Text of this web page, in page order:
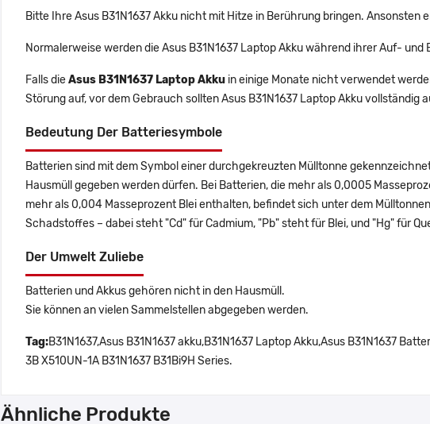
Bitte Ihre Asus B31N1637 Akku nicht mit Hitze in Berührung bringen. Ansonsten
Normalerweise werden die Asus B31N1637 Laptop Akku während ihrer Auf-
Falls dieAsus B31N1637 Laptop Akku in einige Monate nicht verwendet
Störung auf, vor dem Gebrauch sollten Asus B31N1637 Laptop Akku vollständig
Bedeutung Der Batteriesymbole
Batterien sind mit dem Symbol einer durchgekreuzten Mülltonne
Hausmüll gegeben werden dürfen. Bei Batterien, die mehr als 0,0005
mehr als 0,004 Masseprozent Blei enthalten, befindet sich unter dem
Schadstoffes – dabei steht "Cd" für Cadmium, "Pb" steht für Blei, und "Hg" für
Der Umwelt Zuliebe
Batterien und Akkus gehören nicht in den Hausmüll.
Sie können an vielen Sammelstellen abgegeben werden.
Tag:B31N1637,Asus B31N1637 akku,B31N1637 Laptop Akku,Asus B31N1637
3B X510UN-1A B31N1637 B31Bi9H Series.
Ähnliche Produkte